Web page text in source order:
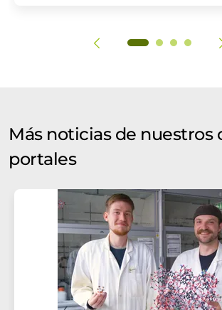
Más noticias de nuestros
portales